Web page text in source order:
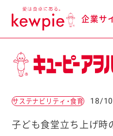
企業サ
サステナビリティ・食育 18/
子ども食堂立ち上げ時